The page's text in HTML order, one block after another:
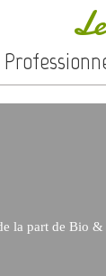
la part de Bio